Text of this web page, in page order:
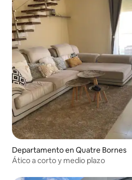
Departamento en Quatre Bornes
Ático a corto y medio plazo